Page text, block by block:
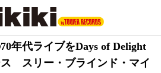
年代ライブをDays of Delight
スリー・ブラインド・マイ